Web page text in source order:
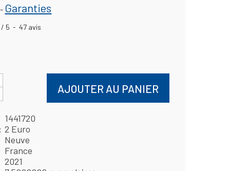
- Garanties
/ 5 - 47 avis
AJOUTER AU PANIER
1441720
2 Euro
Neuve
France
2021